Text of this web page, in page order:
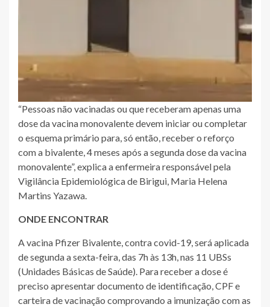
“Pessoas não vacinadas ou que receberam apenas uma
dose da vacina monovalente devem iniciar ou completar
o esquema primário para, só então, receber o reforço
com a bivalente, 4 meses após a segunda dose da vacina
monovalente”, explica a enfermeira responsável pela
Vigilância Epidemiológica de Birigui, Maria Helena
Martins Yazawa.
ONDE ENCONTRAR
A vacina Pfizer Bivalente, contra covid-19, será aplicada
de segunda a sexta-feira, das 7h às 13h, nas 11 UBSs
(Unidades Básicas de Saúde). Para receber a dose é
preciso apresentar documento de identificação, CPF e
carteira de vacinação comprovando a imunização com as